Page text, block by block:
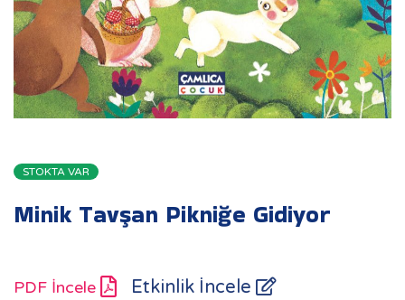
STOKTA VAR
Minik Tavşan Pikniğe Gidiyor
PDF İncele Etkinlik İncele